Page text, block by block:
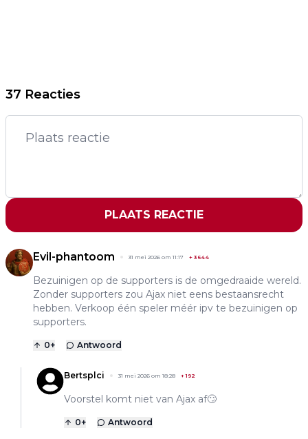
37 Reacties
PLAATS REACTIE
Evil-phantoom 31 mei 2026 om 11:17 + 3644
Bezuinigen op de supporters is de omgedraaide wereld.
Zonder supporters zou Ajax niet eens bestaansrecht
hebben. Verkoop één speler méér ipv te bezuinigen op
supporters.
0+ Antwoord
Bertsplci 31 mei 2026 om 18:28 +192
Voorstel komt niet van Ajax af🙄
0+ Antwoord